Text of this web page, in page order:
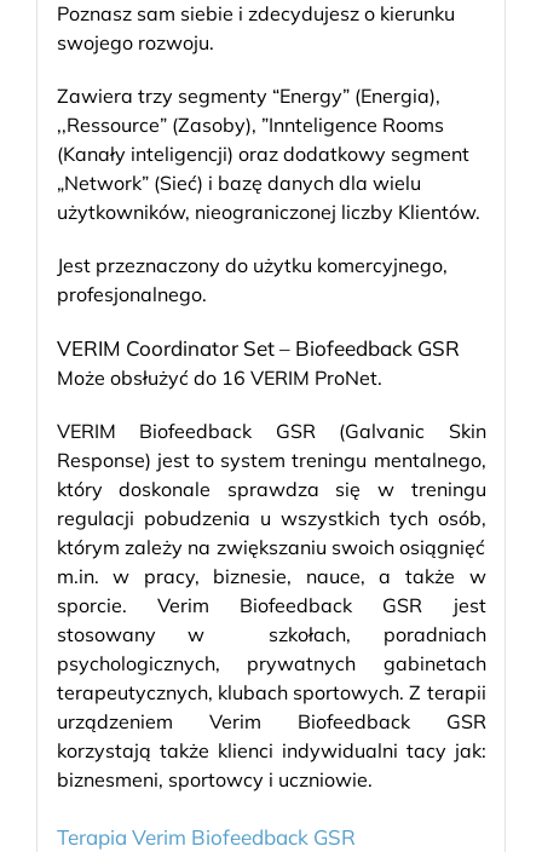
Poznasz sam siebie i zdecydujesz o kierunku
swojego rozwoju.
Zawiera trzy segmenty “Energy” (Energia),
,,Ressource” (Zasoby), ”Innteligence Rooms
(Kanały inteligencji) oraz dodatkowy segment
„Network” (Sieć) i bazę danych dla wielu
użytkowników, nieograniczonej liczby Klientów.
Jest przeznaczony do użytku komercyjnego,
profesjonalnego.
VERIM Coordinator Set – Biofeedback GSR
Może obsłużyć do 16 VERIM ProNet.
VERIM Biofeedback GSR (Galvanic Skin
Response) jest to system treningu mentalnego,
który doskonale sprawdza się w treningu
regulacji pobudzenia u wszystkich tych osób,
którym zależy na zwiększaniu swoich osiągnięć
m.in. w pracy, biznesie, nauce, a także w
sporcie. Verim Biofeedback GSR jest
stosowany w szkołach, poradniach
psychologicznych, prywatnych gabinetach
terapeutycznych, klubach sportowych. Z terapii
urządzeniem Verim Biofeedback GSR
korzystają także klienci indywidualni tacy jak:
biznesmeni, sportowcy i uczniowie.
Terapia Verim Biofeedback GSR